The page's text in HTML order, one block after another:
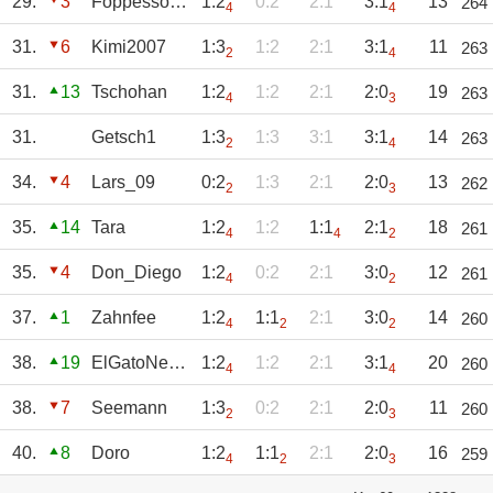
4 4
31. 6 Kimi2007 1:32 1:2 2:1 3:14 11 263
31. 13 Tschohan 1:24 1:2 2:1 2:03 19 263
31. Getsch1 1:32 1:3 3:1 3:14 14 263
34. 4 Lars_09 0:22 1:3 2:1 2:03 13 262
35. 14 Tara 1:24 1:2 1:14 2:12 18 261
35. 4 Don_Diego 1:24 0:2 2:1 3:02 12 261
37. 1 Zahnfee 1:24 1:12 2:1 3:02 14 260
38. 19 ElGatoNegro 1:24 1:2 2:1 3:14 20 260
38. 7 Seemann 1:32 0:2 2:1 2:03 11 260
40. 8 Doro 1:24 1:12 2:1 2:03 16 259